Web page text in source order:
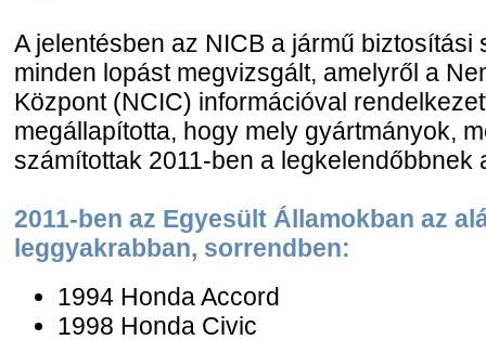
A jelentésben az NICB a jármű biztosítási
minden lopást megvizsgált, amelyről a
Központ (NCIC) információval
megállapította, hogy mely gyártmányok,
számítottak 2011-ben a legkelendőbbnek
2011-ben az Egyesült Államokban az
leggyakrabban, sorrendben:
1994 Honda Accord
1998 Honda Civic